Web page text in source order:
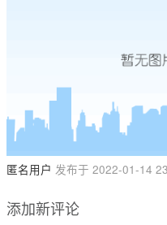
匿名用户 发布于 2022-01-14
添加新评论